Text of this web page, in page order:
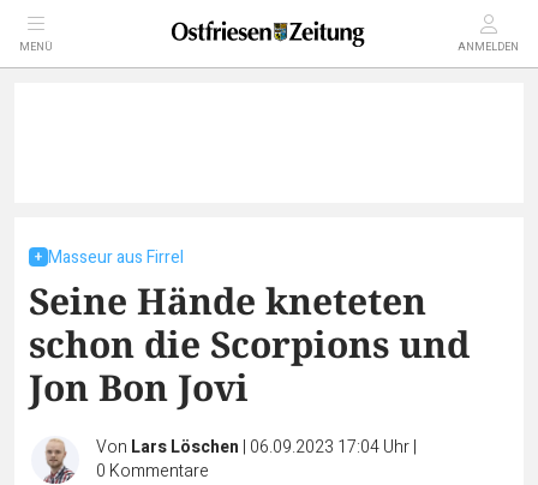
MENÜ ANMELDEN
Masseur aus Firrel
Seine Hände kneteten
schon die Scorpions und
Jon Bon Jovi
Von Lars Löschen | 06.09.2023 17:04 Uhr|
0 Kommentare